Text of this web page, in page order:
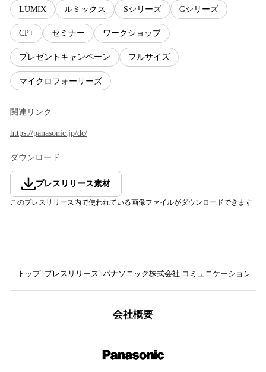
LUMIX ルミックス Sシリーズ Gシリーズ
CP+ セミナー ワークショップ
プレゼントキャンペーン フルサイズ
マイクロフォーサーズ
関連リンク
https://panasonic.jp/dc/
ダウンロード
プレスリリース素材
このプレスリリース内で使われている画像ファイルがダウンロードできます
トップ プレスリリース パナソニック株式会社 コミュニケーションデ
会社概要